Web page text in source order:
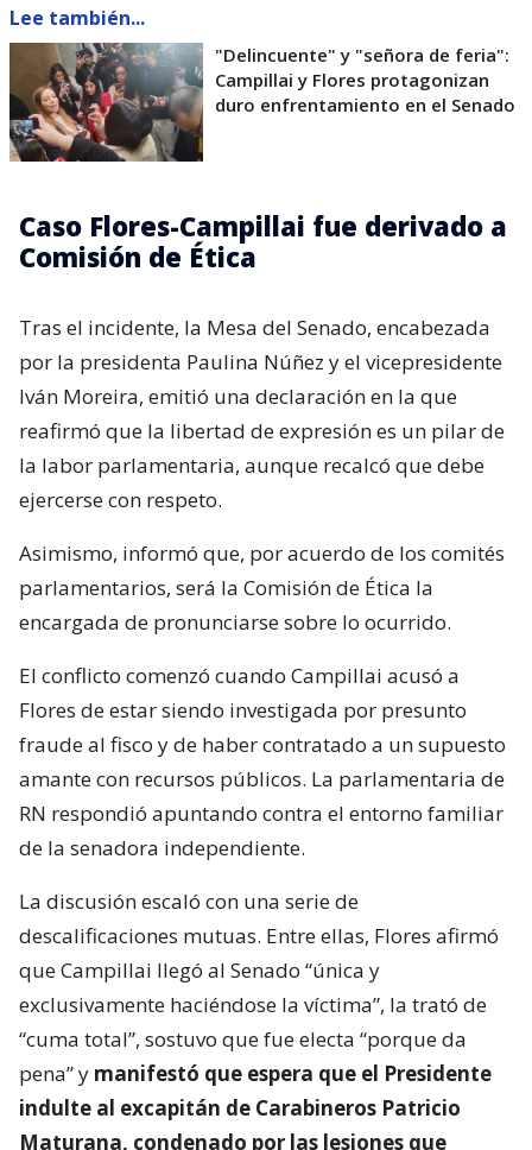
Lee también...
"Delincuente" y "señora de feria":
Campillai y Flores protagonizan
duro enfrentamiento en el Senado
Caso Flores-Campillai fue derivado a
Comisión de Ética
Tras el incidente, la Mesa del Senado, encabezada
por la presidenta Paulina Núñez y el vicepresidente
Iván Moreira, emitió una declaración en la que
reafirmó que la libertad de expresión es un pilar de
la labor parlamentaria, aunque recalcó que debe
ejercerse con respeto.
Asimismo, informó que, por acuerdo de los comités
parlamentarios, será la Comisión de Ética la
encargada de pronunciarse sobre lo ocurrido.
El conflicto comenzó cuando Campillai acusó a
Flores de estar siendo investigada por presunto
fraude al fisco y de haber contratado a un supuesto
amante con recursos públicos. La parlamentaria de
RN respondió apuntando contra el entorno familiar
de la senadora independiente.
La discusión escaló con una serie de
descalificaciones mutuas. Entre ellas, Flores afirmó
que Campillai llegó al Senado “única y
exclusivamente haciéndose la víctima”, la trató de
“cuma total”, sostuvo que fue electa “porque da
pena” y manifestó que espera que el Presidente
indulte al excapitán de Carabineros Patricio
Maturana, condenado por las lesiones que